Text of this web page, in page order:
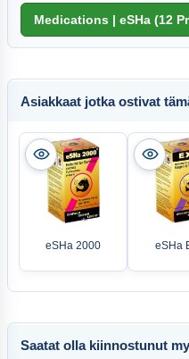
Asiakkaat jotka ostivat
eSHa 2000 eSHa
Saatat olla kiinnostunut